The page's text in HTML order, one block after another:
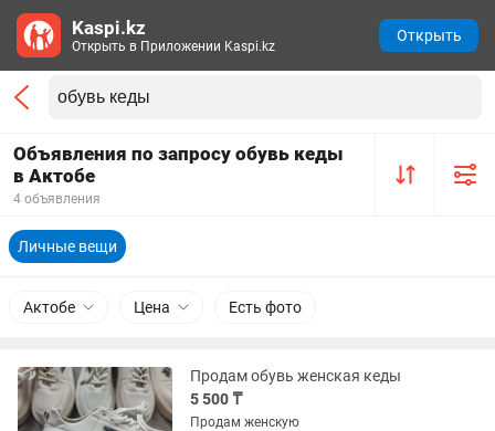
Объявления по запросу обувь кеды
в Актобе
4 объявления
Личные вещи
Актобе Цена Есть фото
Продам обувь женская кеды
5 500 ₸
Продам женскую
Kaspi.kz
Открыть в Приложении Kaspi.kz
Открыть